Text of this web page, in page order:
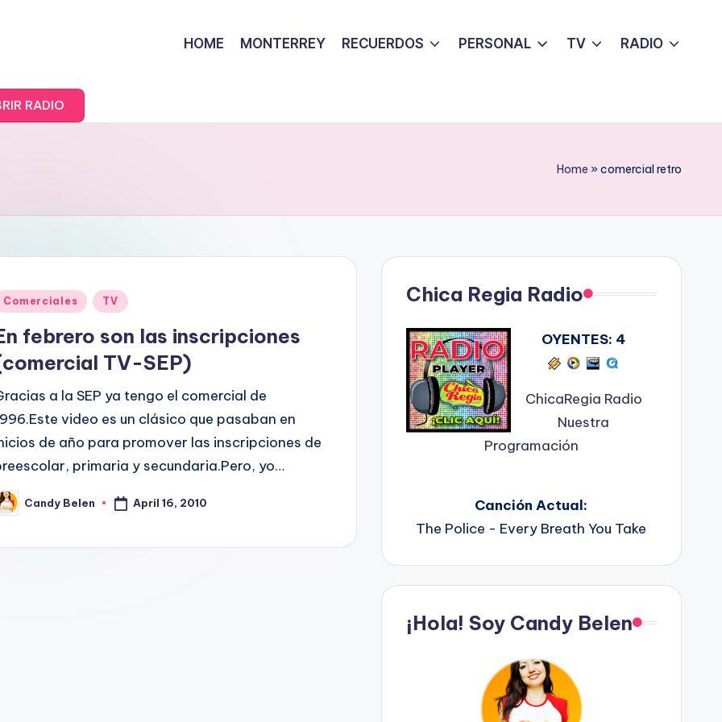
HOME MONTERREY RECUERDOS PERSONAL TV RADIO
RADIO
Home »comercial retro
Comerciales TV
febrero son las inscripciones
TV-SEP)
a la SEP ya tengo el comercial de
video es un clásico que pasaban en
de año para promover las inscripciones de
primaria y secundaria.Pero, yo…
Candy Belen April 16, 2010
Chica Regia Radio
OYENTES: 4
ChicaRegia Radio
Nuestra
Programación
Canción Actual:
The Police - Every Breath You Take
¡Hola! Soy Candy Belen